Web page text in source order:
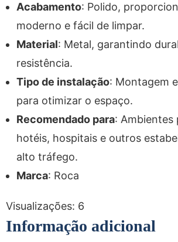
Acabamento: Polido,
moderno e fácil de limpar.
Material: Metal, garantindo
resistência.
Tipo de instalação: Montagem
para otimizar o espaço.
Recomendado para: Ambientes
hotéis, hospitais e outros
alto tráfego.
Marca: Roca
Visualizações: 6
Informação adicional